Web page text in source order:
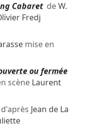
CabaretdeW.
Fredj
mise en
ou fermée
scène Laurent
Jean de La